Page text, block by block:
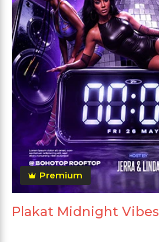
Premium
Plakat Midnight Vibes